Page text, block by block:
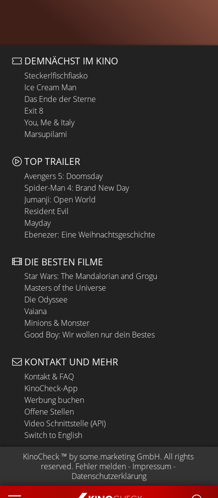
DEMNÄCHST IM KINO
Steckerlfischfiasko
Ice Cream Man
Das Ende der Sterne
Exit 8
You, Me & Italy
Marsupilami
TOP TRAILER
Avengers 5: Doomsday
Spider-Man 4: Brand New Day
Jumanji: Open World
Resident Evil
Mayday
Ebenezer: Eine Weihnachtsgeschichte
DIE BESTEN FILME
Star Wars: The Mandalorian and Grogu
Masters of the Universe
Die Odyssee
Vaiana
Minions & Monster
Good Boy: Wir wollen nur dein Bestes
KONTAKT UND MEHR
Kontakt & FAQ
KinoCheck-App
Werbung buchen
Offene Stellen
Video Schnittstelle (API)
Switch to English
KinoCheck ™ by some.marketing GmbH. All rights
reserved. Fehler melden - Impressum -
Datenschutzerklärung